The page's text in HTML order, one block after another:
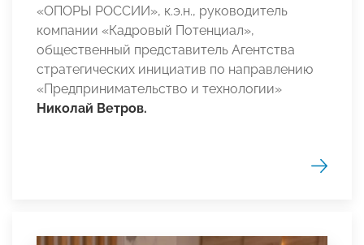
«ОПОРЫ РОССИИ», к.э.н., руководитель
компании «Кадровый Потенциал»,
общественный представитель Агентства
стратегических инициатив по направлению
«Предпринимательство и технологии»
Николай Ветров.